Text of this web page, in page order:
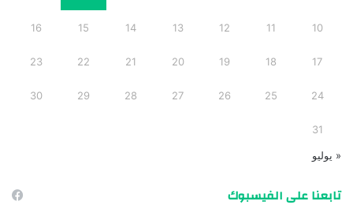
10
11
12
13
14
15
16
17
18
19
20
21
22
23
24
25
26
27
28
29
30
31
« يوليو
تابعنا على الفيسبوك